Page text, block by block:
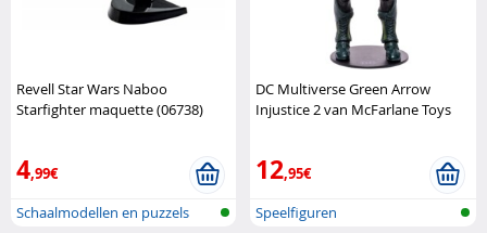
Revell Star Wars Naboo
Starfighter maquette (06738)
4,99€
Schaalmodellen en puzzels
DC Multiverse Green Arrow
Injustice 2 van McFarlane Toys
12,95€
Speelfiguren